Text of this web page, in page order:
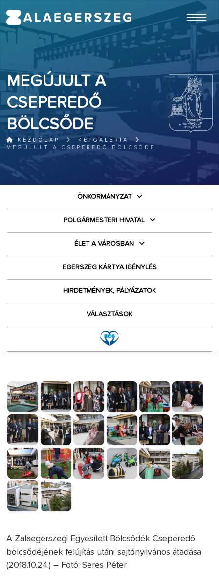
ugrás a fő tartalomhoz
MEGÚJULT A
CSEPEREDŐ
BÖLCSŐDE
KEZDŐLAP
KÉPGALÉRIA
MEGÚJULT A CSEPEREDŐ BÖLCSŐDE
ÖNKORMÁNYZAT
POLGÁRMESTERI HIVATAL
ÉLET A VÁROSBAN
EGERSZEG KÁRTYA IGÉNYLÉS
HIRDETMÉNYEK, PÁLYÁZATOK
VÁLASZTÁSOK
A Zalaegerszegi Egyesített Bölcsődék Cseperedő
bölcsődéjének felújítás utáni sajtónyilvános átadása
(2018.10.24.) – Fotó: Seres Péter